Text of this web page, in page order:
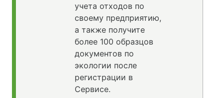
учета отходов по
своему предприятию,
а также получите
более 100 образцов
документов по
экологии после
регистрации в
Сервисе.